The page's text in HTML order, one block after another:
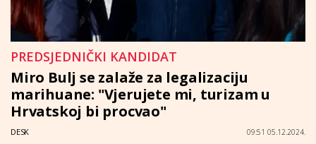
PREDSJEDNIČKI KANDIDAT
Miro Bulj se zalaže za legalizaciju
marihuane: "Vjerujete mi, turizam u
Hrvatskoj bi procvao"
DESK 09:51 05.12.2024.